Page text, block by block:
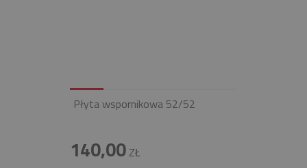
Płyta wspornikowa 52/52
140,00ZŁ